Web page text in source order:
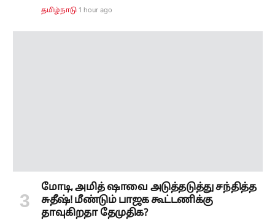
தமிழ்நாடு 1 hour ago
மோடி, அமித் ஷாவை அடுத்தடுத்து சந்தித்த
சுதீஷ்! மீண்டும் பாஜக கூட்டணிக்கு
தாவுகிறதா தேமுதிக?